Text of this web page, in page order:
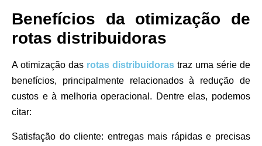
Benefícios da otimização de
rotas distribuidoras
A otimização das rotas distribuidoras traz uma série de
benefícios, principalmente relacionados à redução de
custos e à melhoria operacional. Dentre elas, podemos
citar:
Satisfação do cliente: entregas mais rápidas e precisas